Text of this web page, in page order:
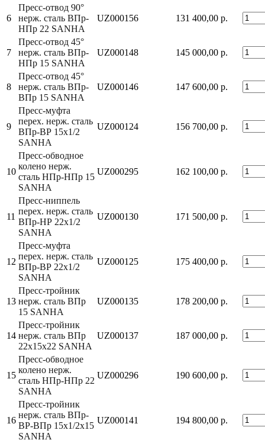
6
Пресс-отвод 90°
нерж. сталь ВПр-
НПр 22 SANHA
UZ000156 131 400,00 р.
7
Пресс-отвод 45°
нерж. сталь ВПр-
НПр 15 SANHA
UZ000148 145 000,00 р.
8
Пресс-отвод 45°
нерж. сталь ВПр-
ВПр 15 SANHA
UZ000146 147 600,00 р.
9
Пресс-муфта
перех. нерж. сталь
ВПр-ВР 15x1/2
SANHA
UZ000124 156 700,00 р.
10
Пресс-обводное
колено нерж.
сталь НПр-НПр 15
SANHA
UZ000295 162 100,00 р.
11
Пресс-ниппель
перех. нерж. сталь
ВПр-НР 22x1/2
SANHA
UZ000130 171 500,00 р.
12
Пресс-муфта
перех. нерж. сталь
ВПр-ВР 22x1/2
SANHA
UZ000125 175 400,00 р.
13
Пресс-тройник
нерж. сталь ВПр
15 SANHA
UZ000135 178 200,00 р.
14
Пресс-тройник
нерж. сталь ВПр
22x15x22 SANHA
UZ000137 187 000,00 р.
15
Пресс-обводное
колено нерж.
сталь НПр-НПр 22
SANHA
UZ000296 190 600,00 р.
16
Пресс-тройник
нерж. сталь ВПр-
ВР-ВПр 15x1/2x15
SANHA
UZ000141 194 800,00 р.